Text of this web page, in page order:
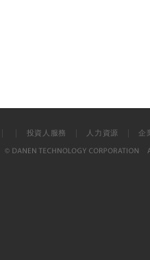
投資人服務 人力資源 |企